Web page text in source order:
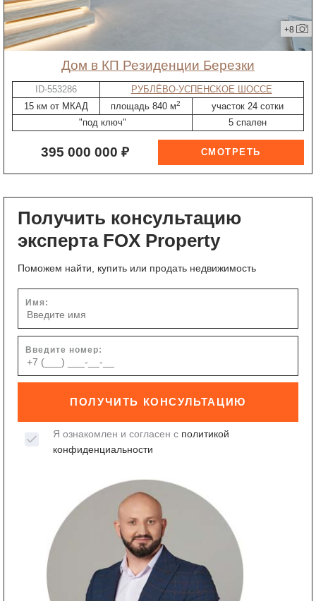
+8
дом в КП Резиденции Березки
ID-553286
РУБЛЁВО-УСПЕНСКОЕ ШОССЕ
15 км от МКАД
площадь 840 м2
участок 24 сотки
"под ключ"
5 спален
395 000 000 ₽
Получить консультацию
эксперта FOX Property
Поможем найти, купить или продать недвижимость
Имя:
Введите номер:
ПОЛУЧИТЬ КОНСУЛЬТАЦИЮ
Я ознакомлен и согласен с политикой
конфиденциальности